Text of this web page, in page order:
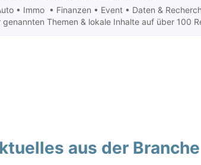
• Immo • Finanzen • Event • Daten &
Themen & lokale Inhalte auf über 100
aus der Branche